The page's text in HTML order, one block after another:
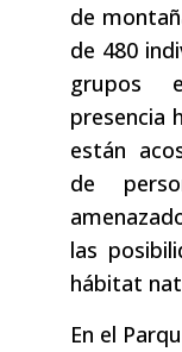
de
de 480
grupos
presencia
están
de
las
hábitat
En el